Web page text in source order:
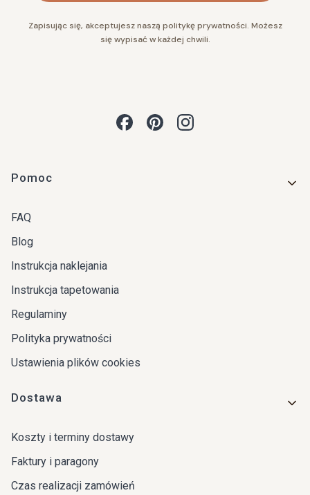
Zapisując się, akceptujesz naszą politykę prywatności. Możesz
się wypisać w każdej chwili.
Linki w stopce
Pomoc
FAQ
Blog
Instrukcja naklejania
Instrukcja tapetowania
Regulaminy
Polityka prywatności
Ustawienia plików cookies
Dostawa
Koszty i terminy dostawy
Faktury i paragony
Czas realizacji zamówień